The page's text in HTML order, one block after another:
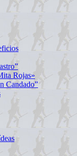
Rojas»
Candado”